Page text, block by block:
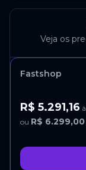
Veja os
Fastshop
R$ 5.291,16
ou R$ 6.299,00